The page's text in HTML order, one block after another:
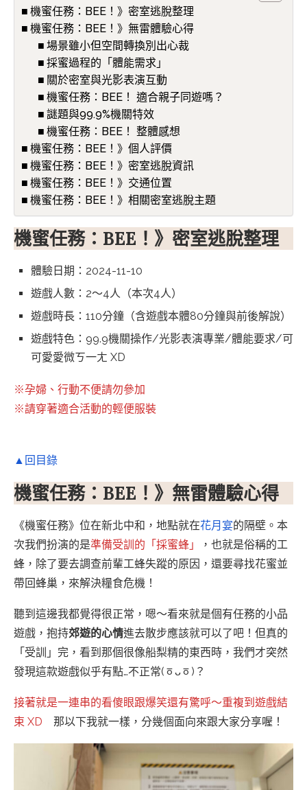
機蜜任務：BEE！》密室逃脫整理
機蜜任務：BEE！》無雷體驗心得
場景雖小但空間轉換別出心裁
採蜜過程的「體能需求」
關於密室與光影表演互動
機蜜任務：BEE！ 適合親子同遊嗎？
謎題與99.9%機關特效
機蜜任務：BEE！ 整體感想
機蜜任務：BEE！》個人評價
機蜜任務：BEE！》密室逃脫資訊
機蜜任務：BEE！》交通位置
機蜜任務：BEE！》相關密室逃脫主題
機蜜任務：BEE！》密室逃脫整理
體驗日期：2024-11-10
遊戲人數：2～4人（本次4人）
遊戲時長：110分鐘（含遊戲本體80分鐘與前後解說）
遊戲特色：99.9機關操作/光影表演專業/體能要求/可
可愛愛微ㄎ一ㄤ XD
※孕婦、行動不便請勿參加
※請穿著適合活動的輕便服裝
▲回目錄
機蜜任務：BEE！》無雷體驗心得
《機蜜任務》位在新北中和，地點就在花月宴的隔壁。本
次我們扮演的是準備受訓的「採蜜蜂」
，也就是俗稱的工
蜂，除了要去調查前輩工蜂失蹤的原因，還要尋找花蜜並
帶回蜂巢，來解決糧食危機！
聽到這邊我都覺得很正常，嗯～看來就是個有任務的小品
遊戲，抱持郊遊的心情進去散步應該就可以了吧！但真的
「受訓」完，看到那個很像船梨精的東西時，我們才突然
發現這款遊戲似乎有點…不正常(ㆆᴗㆆ)？
接著就是一連串的看傻眼跟爆笑還有驚呼～重複到遊戲結
束 XD 那以下我就一樣，分幾個面向來跟大家分享喔！